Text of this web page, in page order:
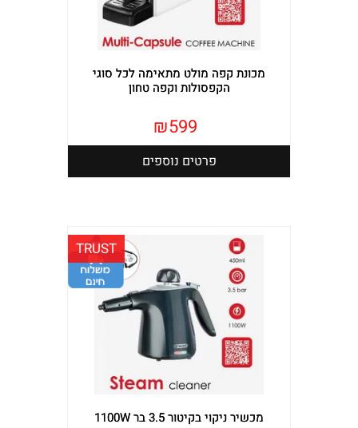
מכונת קפה מולט מתאימה לכל סוגי
הקפסולות וקפה טחון
₪599
פרטים נוספים
TRUST
מכשיר ניקוי בקיטור 3.5 בר 1100W